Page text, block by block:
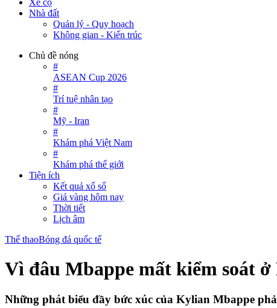
Nhà đất
Quản lý - Quy hoạch
Không gian - Kiến trúc
Chủ đề nóng
#
ASEAN Cup 2026
#
Trí tuệ nhân tạo
#
Mỹ - Iran
#
Khám phá Việt Nam
#
Khám phá thế giới
Tiện ích
Kết quả xổ số
Giá vàng hôm nay
Thời tiết
Lịch âm
Thể thaoBóng đá quốc tế
Vì đâu Mbappe mất kiểm soát ở
Những phát biểu đầy bức xúc của Kylian Mbappe